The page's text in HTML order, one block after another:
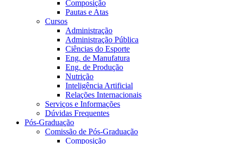
Composição
Pautas e Atas
Cursos
Administração
Administração Pública
Ciências do Esporte
Eng. de Manufatura
Eng. de Produção
Nutrição
Inteligência Artificial
Relações Internacionais
Serviços e Informações
Dúvidas Frequentes
Pós-Graduação
Comissão de Pós-Graduação
Composição